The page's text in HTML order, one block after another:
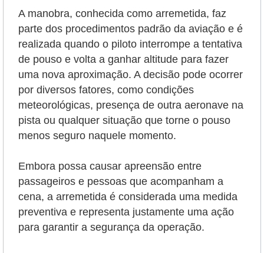
A manobra, conhecida como arremetida, faz
parte dos procedimentos padrão da aviação e é
realizada quando o piloto interrompe a tentativa
de pouso e volta a ganhar altitude para fazer
uma nova aproximação. A decisão pode ocorrer
por diversos fatores, como condições
meteorológicas, presença de outra aeronave na
pista ou qualquer situação que torne o pouso
menos seguro naquele momento.
Embora possa causar apreensão entre
passageiros e pessoas que acompanham a
cena, a arremetida é considerada uma medida
preventiva e representa justamente uma ação
para garantir a segurança da operação.